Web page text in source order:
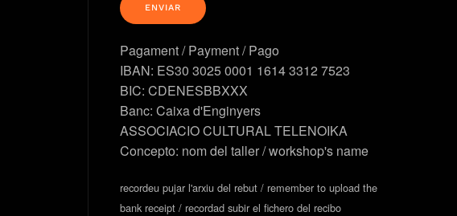
Pagament / Payment / Pago
IBAN: ES30 3025 0001 1614 3312 7523
BIC: CDENESBBXXX
Banc: Caixa d'Enginyers
ASSOCIACIO CULTURAL TELENOIKA
Concepto: nom del taller / workshop's name
recordeu pujar l'arxiu del rebut / remember to upload the
bank receipt / recordad subir el fichero del recibo